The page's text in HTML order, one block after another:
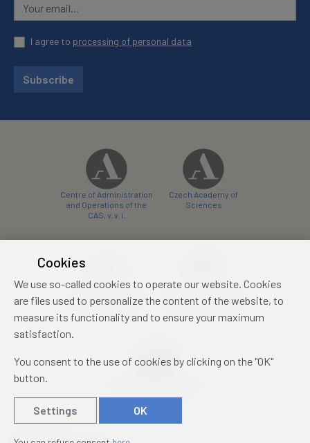
I agree to processing of personal data
Subscribe
Centre of Administration
and Operations of the
CAS, v. v. i.
Czech Academy of
Sciences
conference centre
konferenční centrum
© 2019 – 2026Academia
Cookies
We use so-called cookies to operate our website. Cookies
are files used to personalize the content of the website, to
measure its functionality and to ensure your maximum
satisfaction.
You consent to the use of cookies by clicking on the "OK"
button.
Settings OK